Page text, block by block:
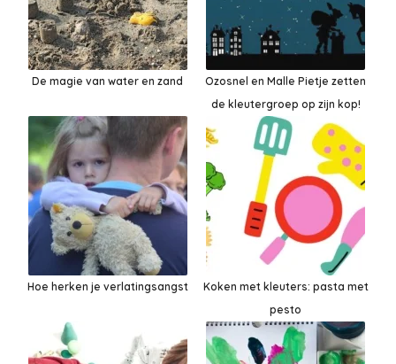
De magie van water en zand
Ozosnel en Malle Pietje zetten
de kleutergroep op zijn kop!
Hoe herken je verlatingsangst
Koken met kleuters: pasta met
pesto